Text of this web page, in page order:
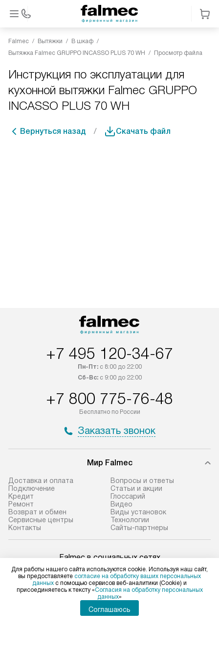
Falmec Вытяжки
В шкаф
Вытяжка Falmec GRUPPO INCASSO PLUS 70 WH
Просмотр файла
Инструкция по эксплуатации для
кухонной вытяжки Falmec GRUPPO
INCASSO PLUS 70 WH
Вернуться назад Скачать файл
+7 495 120-34-67
Пн-Пт:с 8:00 до 22:00
Сб-Вс:с 9:00 до 22:00
+7 800 775-76-48
Бесплатно по России
Заказать звонок
Мир Falmec
Доставка и оплата
Подключение
Кредит
Ремонт
Возврат и обмен
Сервисные центры
Контакты
Вопросы и ответы
Статьи и акции
Глоссарий
Видео
Виды установок
Технологии
Сайты-партнеры
Falmec в социальных сетях
Для физических лиц
shop@falmec-home.ru
Для юридических лиц
Для работы нашего сайта используются cookie. Используя наш сайт,
вы предоставляете согласие на обработку ваших персональных
данных с помощью сервисов веб-аналитики (Cookie) и
присоединяетесь к тексту «Согласия на обработку персональных
данных»
Соглашаюсь